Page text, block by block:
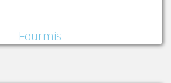
Fourmis